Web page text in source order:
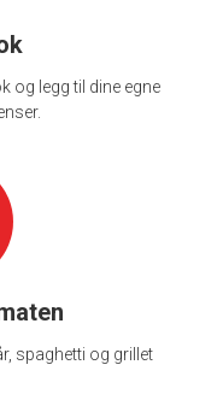
og legg til dine egne
spaghetti og grillet